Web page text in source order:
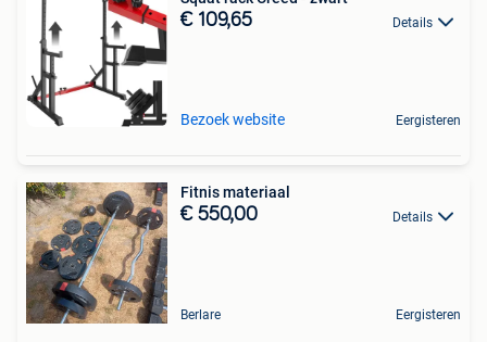
€ 109,65 Details
Bezoek website Eergisteren
Fitnis materiaal
€ 550,00 Details
Berlare Eergisteren